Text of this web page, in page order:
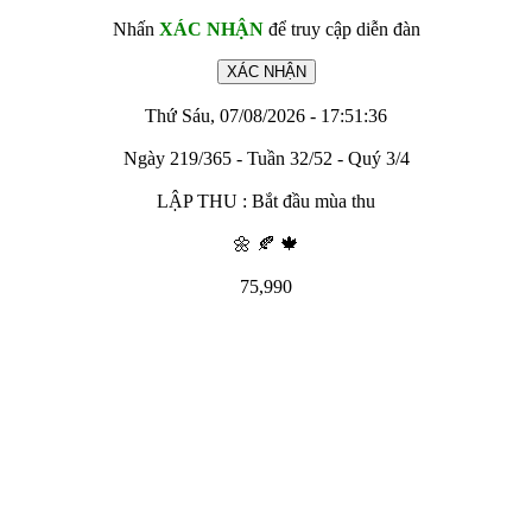
Nhấn XÁC NHẬNđể truy cập diễn đàn
Thứ Sáu, 07/08/2026 - 17:51:36
Ngày 219/365 - Tuần 32/52 - Quý 3/4
LẬP THU : Bắt đầu mùa thu
🌼 🍂 🍁
75,990